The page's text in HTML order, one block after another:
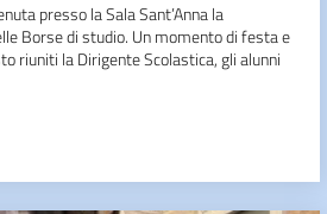
presso la Sala Sant’Anna la
Borse di studio. Un momento di festa e
riuniti la Dirigente Scolastica, gli alunni